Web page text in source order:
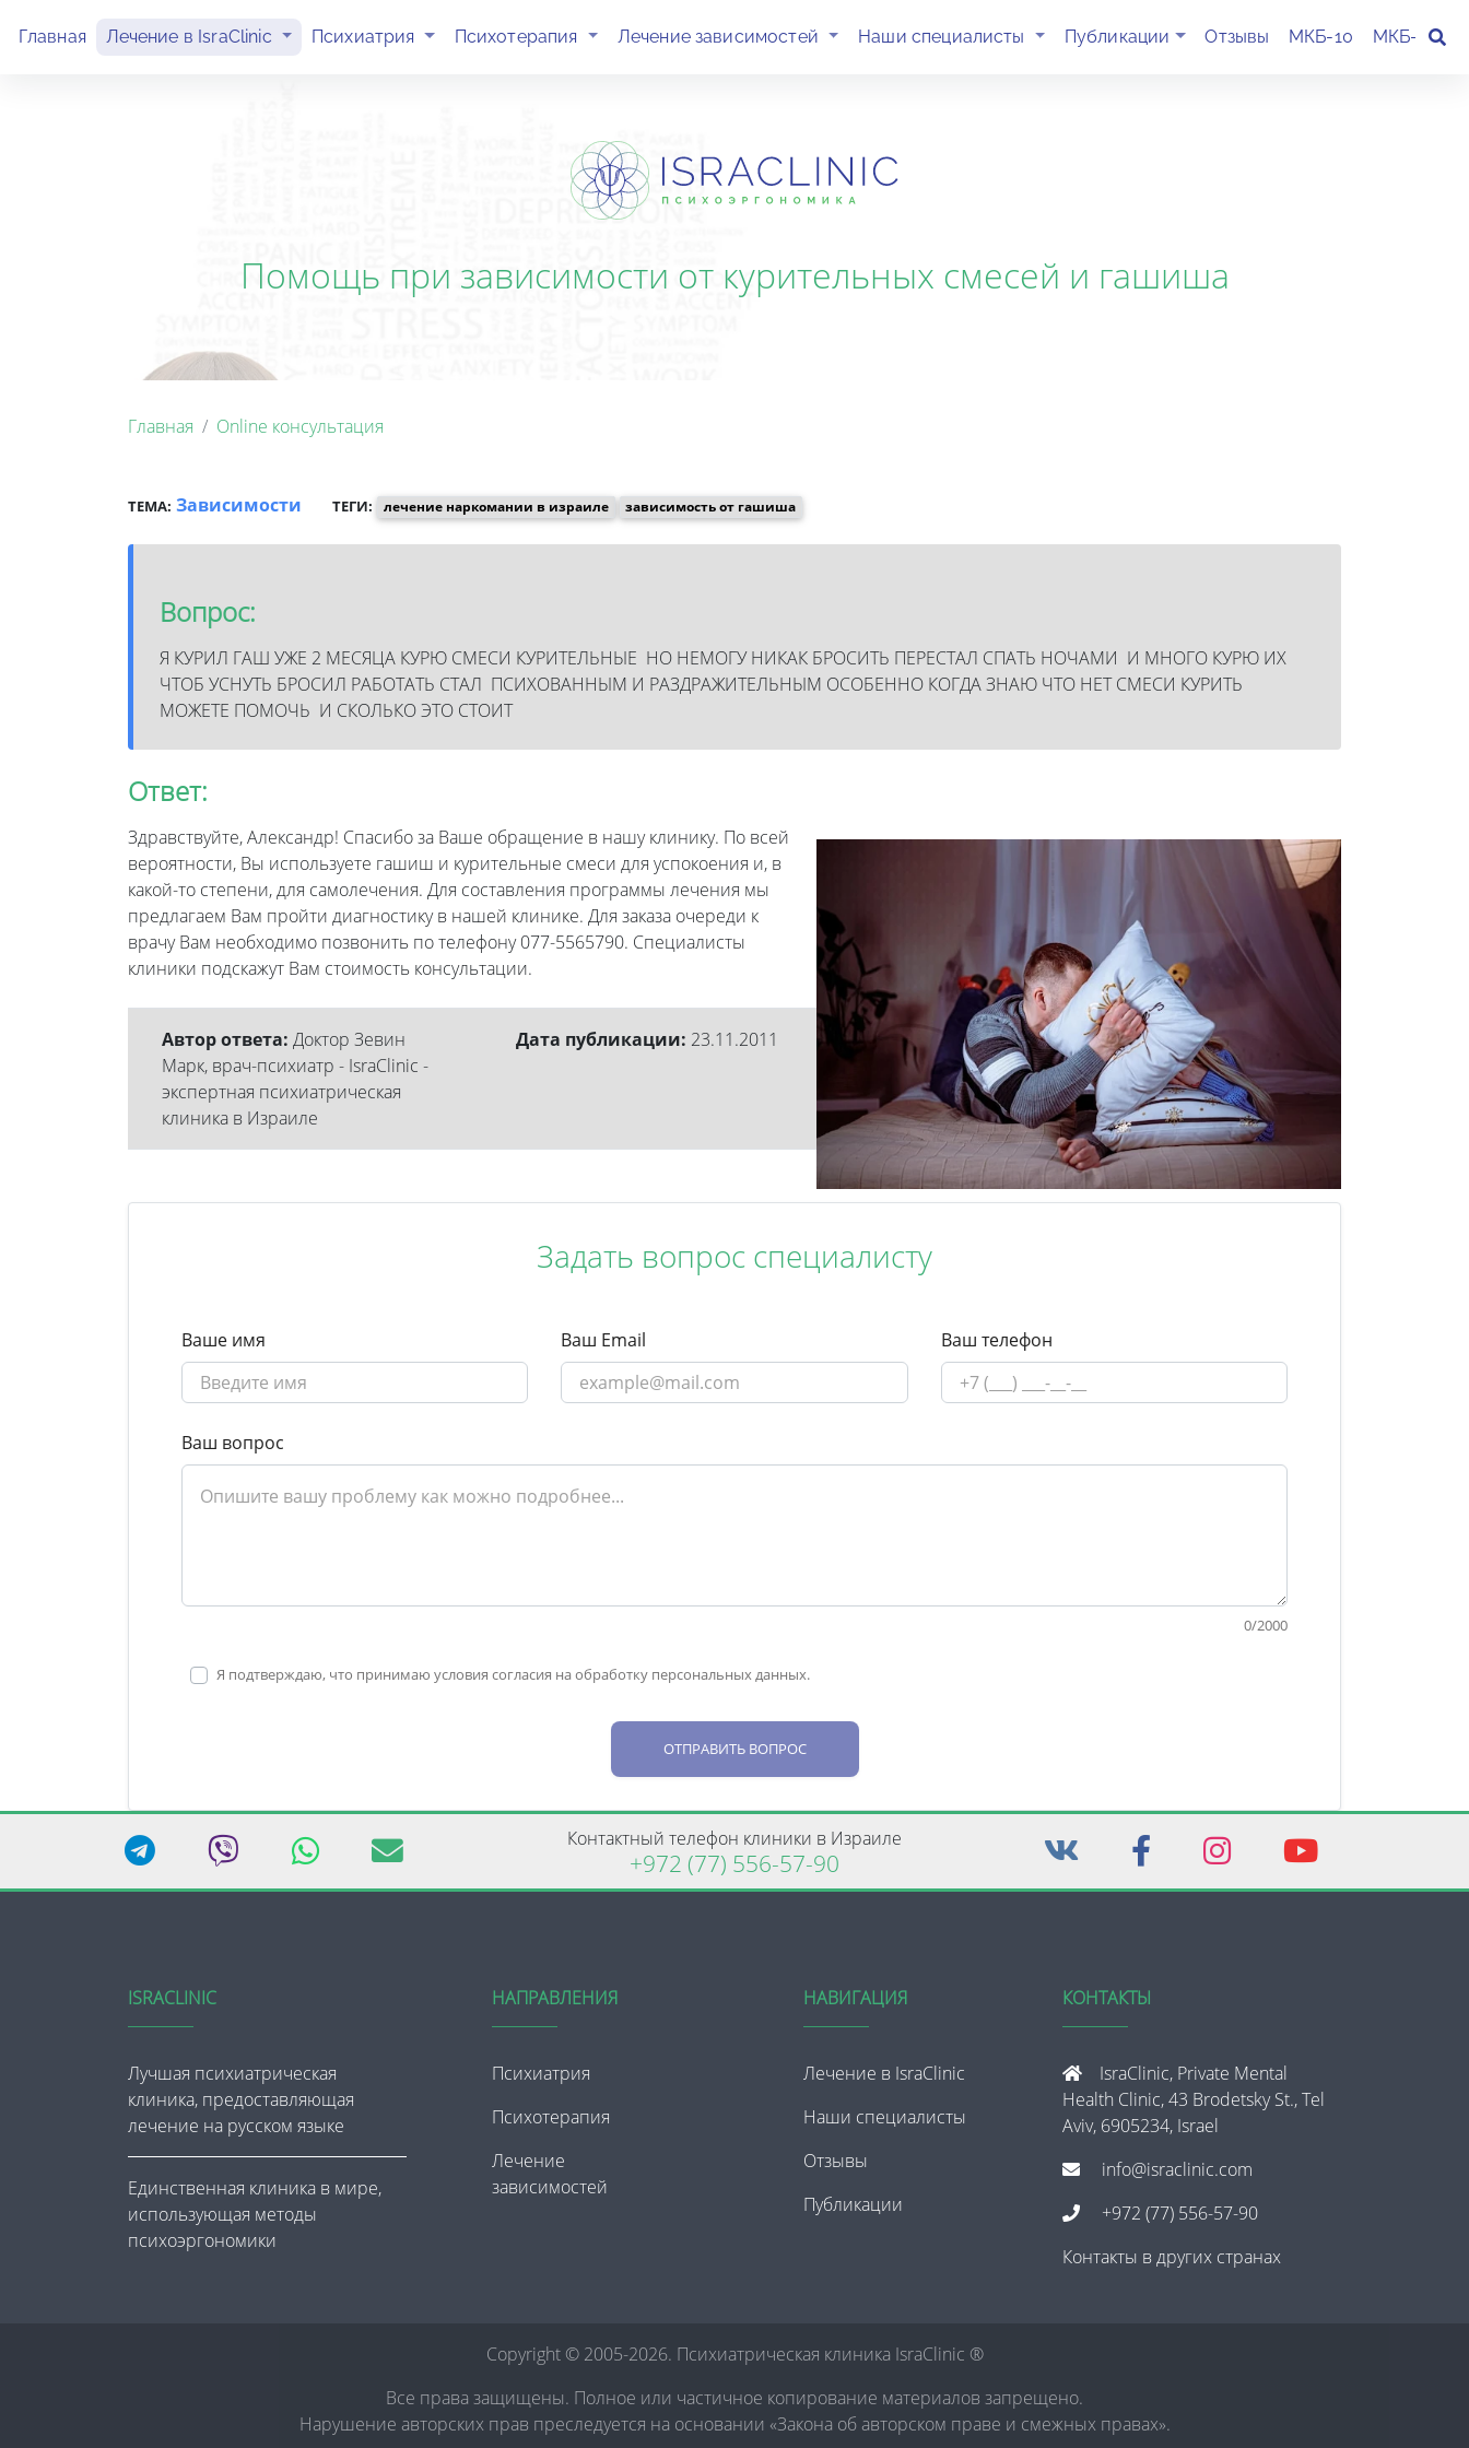
Главная Лечение в IsraClinic (current)Психиатрия (current)Психотерапия (current)Лечение зависимостей (current)Наши специалисты (current)Публикации Отзывы МКБ-10 МКБ-11
Помощь при зависимости от курительных смесей и гашиша
Главная Online консультация
ТЕМА: Зависимости ТЕГИ: лечение наркомании в израиле зависимость от гашиша
Вопрос:
Я КУРИЛ ГАШ УЖЕ 2 МЕСЯЦА КУРЮ СМЕСИ КУРИТЕЛЬНЫЕ НО НЕМОГУ НИКАК БРОСИТЬ ПЕРЕСТАЛ СПАТЬ НОЧАМИ И МНОГО КУРЮ ИХ
ЧТОБ УСНУТЬ БРОСИЛ РАБОТАТЬ СТАЛ ПСИХОВАННЫМ И РАЗДРАЖИТЕЛЬНЫМ ОСОБЕННО КОГДА ЗНАЮ ЧТО НЕТ СМЕСИ КУРИТЬ
МОЖЕТЕ ПОМОЧЬ И СКОЛЬКО ЭТО СТОИТ
Ответ:
Здравствуйте, Александр! Спасибо за Ваше обращение в нашу клинику. По всей
вероятности, Вы используете гашиш и курительные смеси для успокоения и, в
какой-то степени, для самолечения. Для составления программы лечения мы
предлагаем Вам пройти диагностику в нашей клинике. Для заказа очереди к
врачу Вам необходимо позвонить по телефону 077-5565790. Специалисты
клиники подскажут Вам стоимость консультации.
Автор ответа: Доктор Зевин
Марк, врач-психиатр - IsraClinic -
экспертная психиатрическая
клиника в Израиле
Дата публикации: 23.11.2011
Задать вопрос специалисту
Ваше имя Ваш Email Ваш телефон
Ваш вопрос
0/2000
Я подтверждаю, что принимаю условия согласия на обработку персональных данных.
ОТПРАВИТЬ ВОПРОС
Контактный телефон клиники в Израиле
+972 (77) 556-57-90
ISRACLINIC
Лучшая психиатрическая
клиника, предоставляющая
лечение на русском языке
Единственная клиника в мире,
использующая методы
психоэргономики
НАПРАВЛЕНИЯ
Психиатрия
Психотерапия
Лечение
зависимостей
НАВИГАЦИЯ
Лечение в IsraClinic
Наши специалисты
Отзывы
Публикации
КОНТАКТЫ
IsraClinic, Private Mental
Health Clinic, 43 Brodetsky St., Tel
Aviv, 6905234, Israel
info@israclinic.com
+972 (77) 556-57-90
Контакты в других странах
Copyright © 2005-2026. Психиатрическая клиника IsraClinic ®
Все права защищены. Полное или частичное копирование материалов запрещено.
Нарушение авторских прав преследуется на основании «Закона об авторском праве и смежных правах».